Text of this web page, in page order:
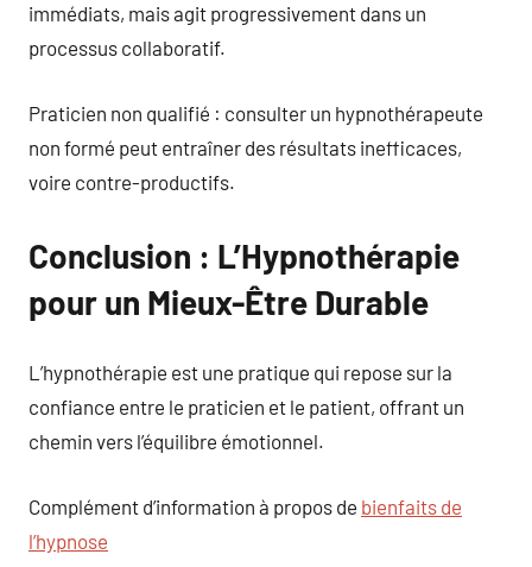
immédiats, mais agit progressivement dans un
processus collaboratif.
Praticien non qualifié : consulter un hypnothérapeute
non formé peut entraîner des résultats inefficaces,
voire contre-productifs.
Conclusion : L’Hypnothérapie
pour un Mieux-Être Durable
L’hypnothérapie est une pratique qui repose sur la
confiance entre le praticien et le patient, offrant un
chemin vers l’équilibre émotionnel.
Complément d’information à propos de bienfaits de
l’hypnose